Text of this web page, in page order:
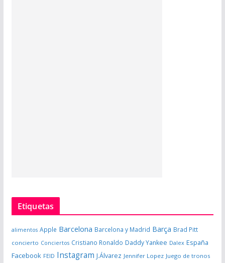
Etiquetas
alimentos Apple Barcelona Barcelona y Madrid Barça Brad Pitt
concierto Conciertos Cristiano Ronaldo Daddy Yankee Dalex España
Facebook FEID Instagram J.Álvarez Jennifer Lopez Juego de tronos